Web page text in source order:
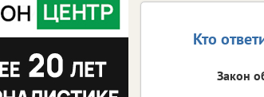
Кто
Закон